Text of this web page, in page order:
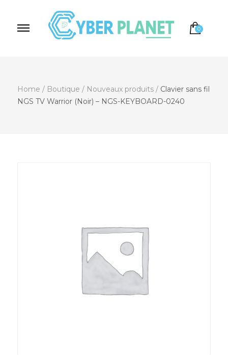
0
Home / Boutique / Nouveaux produits / Clavier sans fil
NGS TV Warrior (Noir) – NGS-KEYBOARD-0240